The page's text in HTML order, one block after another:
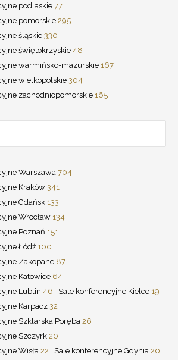
podlaskie 77
pomorskie 295
śląskie 330
świętokrzyskie 48
warmińsko-mazurskie 167
wielkopolskie304
zachodniopomorskie 165
Warszawa 704
Kraków 341
Gdańsk 133
Wrocław 134
Poznań 151
Łódź 100
Zakopane 87
Katowice 64
Lublin 46 Sale konferencyjne Kielce 19
Karpacz 32
Szklarska Poręba 26
Szczyrk 20
Wisła 22 Sale konferencyjne Gdynia 20